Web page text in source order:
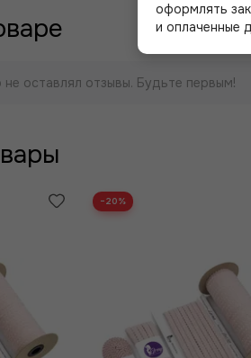
оставлял отзывы. Будьте первым!
−20%
оформлять
и оплаченные